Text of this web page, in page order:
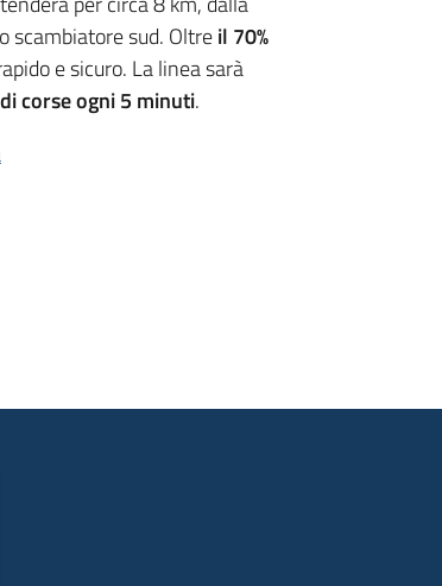
scambiatore sud. Oltreil 70%
e sicuro. La linea sarà
corse ogni 5 minuti.